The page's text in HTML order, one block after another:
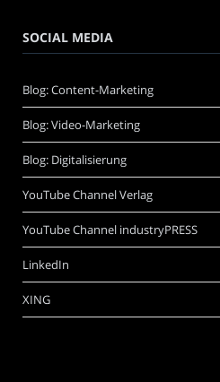
SOCIAL MEDIA
Blog: Content-Marketing
Blog: Video-Marketing
Blog: Digitalisierung
YouTube Channel Verlag
YouTube Channel industryPRESS
LinkedIn
XING